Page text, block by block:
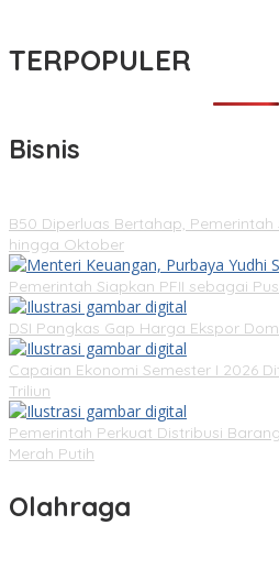
TERPOPULER
Bisnis
B50 Diperluas Bertahap,
hingga Oktober
Pemerintah Siapkan PFII sebagai
DSI Pangkas Gap Harga Ekspor
Capaian Ekonomi Semester I 2026
Triliun
Pemerintah Perkuat Distribusi
Merah Putih
Olahraga